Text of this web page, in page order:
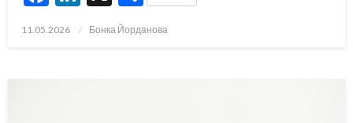
Posted
11.05.2026 Бонка Йорданова